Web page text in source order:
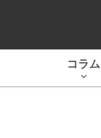
コラム